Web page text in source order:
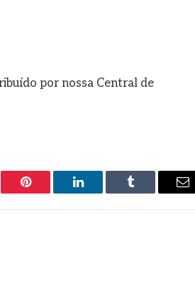
por nossa Central de
Pinterest LinkedIn Tumblr
E-